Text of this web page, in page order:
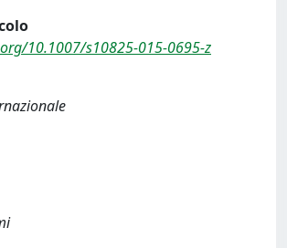
10.1007/s10825-015-0695-z